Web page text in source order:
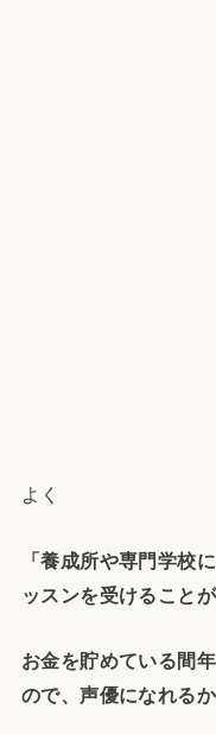
よく
「養成所や専門学校
ッスンを受けること
お金を貯めている間
ので、声優になれるか